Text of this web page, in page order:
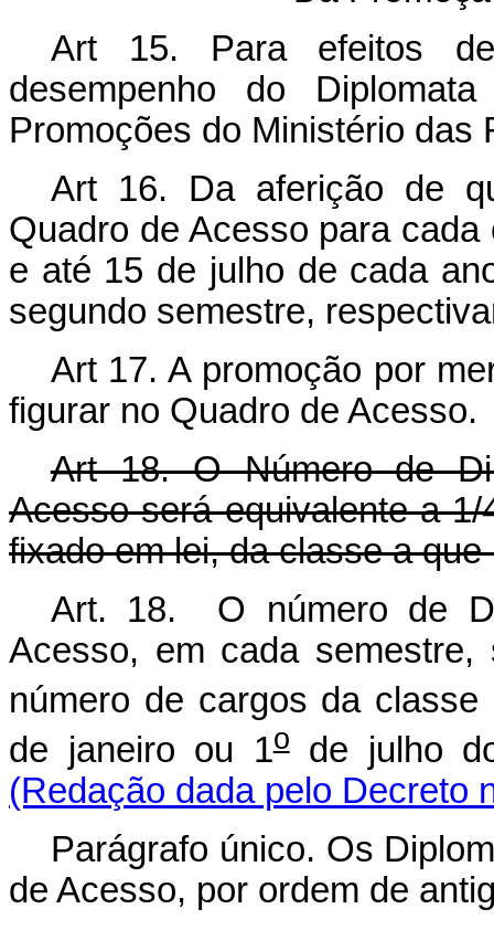
Art
15. Para efeitos
desempenho do
Promoções do Ministério das
Art 16. Da aferição de
Quadro de Acesso para
e até 15 de julho de cada
segundo semestre,
Art 17. A promoção por
figurar no Quadro de Acesso.
Art 18. O Número de
Acesso será equivalente a
fixado em lei, da classe a que
Art. 18. O número de
Acesso, em cada
número de cargos da
de janeiro ou 1ode julho do
(Redação dada pelo Decreto
Parágrafo único. Os
de Acesso, por ordem de